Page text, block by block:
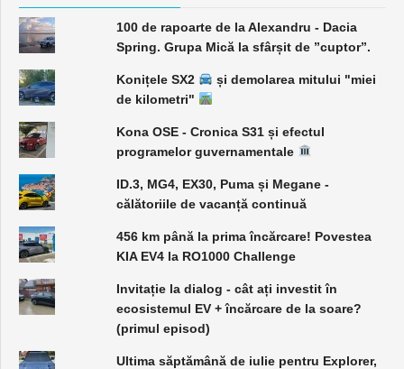
100 de rapoarte de la Alexandru - Dacia
Spring. Grupa Mică la sfârșit de ”cuptor”.
Konițele SX2
și demolarea mitului "miei
de kilometri"
Kona OSE - Cronica S31 și efectul
programelor guvernamentale
ID.3, MG4, EX30, Puma și Megane -
călătoriile de vacanță continuă
456 km până la prima încărcare! Povestea
KIA EV4 la RO1000 Challenge
Invitație la dialog - cât ați investit în
ecosistemul EV + încărcare de la soare?
(primul episod)
Ultima săptămână de iulie pentru Explorer,